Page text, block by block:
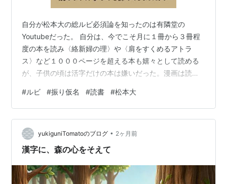
自分が松本大の総ルビ必須論を知ったのは有隣堂の
Youtubeだった。 自分は、今でこそ月に１冊から３冊程
度の本を読み〈絡新婦の理〉や〈肩をすくめるアトラ
ス〉など１０００ページを超える本も嬉々として読める
が、子供の頃は活字だけの本は嫌いだった。漫画は読ん
たアニメの小説版（今で言うライトノベル）すら面白さ
がわからなかった。 これに関してはルビに関係なく、文
字だけの本が嫌いだった。漫画は絵が主役だし、ゲーム
の攻略本も地図など非文字の視覚情報が主だったから、
それを補強する文字は苦もなく読めた。しかし、小説な
#ルビ #振り仮名 #読書 #松本大
yukiguniTomatoのブログ • 2ヶ月前
漢字に、森の心をそえて